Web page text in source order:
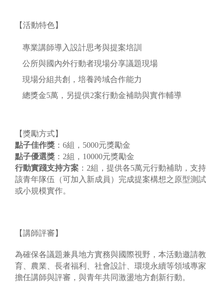
【活動特色】
專業講師導入設計思考與提案培訓
公所與國內外行動者現場分享議題現場
現場分組共創，培養跨域合作能力
總獎金5萬，另提供2案行動金補助與實作輔導
【獎勵方式】
點子佳作獎 ：6組，5000元獎勵金
點子優選獎 ：2組，10000元獎勵金
行動實踐支持方案 ：2組，提供各5萬元行動補助，支持
該青年隊伍（可加入新成員）完成提案構想之原型測試
或小規模實作。
【講師評審】
為確保各議題兼具地方實務與國際視野，本活動邀請教
育、農業、長者福利、社會設計、環境永續等領域專家
擔任講師與評審，與青年共同激盪地方創新行動。